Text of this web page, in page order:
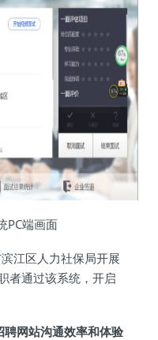
PC端画面
江区人力社保局开展
者通过该系统，开启
网站沟通效率和体验